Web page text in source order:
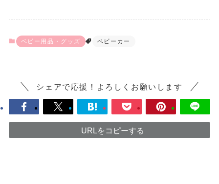
ベビー用品・グッズ ベビーカー
シェアで応援！よろしくお願いします
URLをコピーする